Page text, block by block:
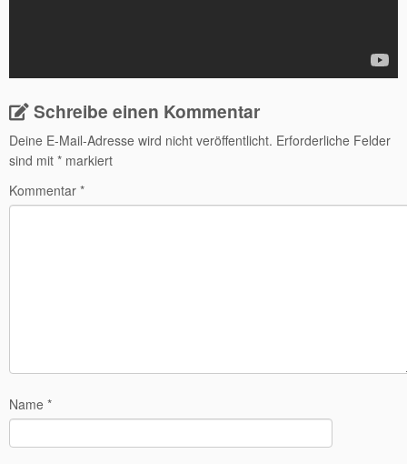
Schreibe einen Kommentar
Deine E-Mail-Adresse wird nicht veröffentlicht. Erforderliche Felder
sind mit * markiert
Kommentar *
Name *